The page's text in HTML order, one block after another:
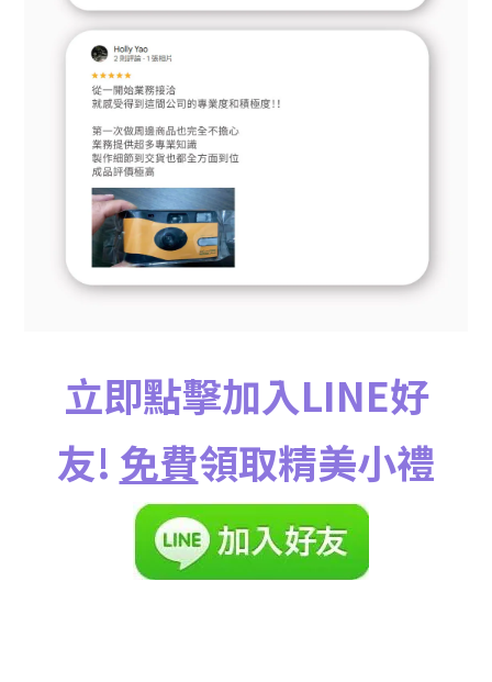
立即點擊加入LINE好
友! 免費領取精美小禮